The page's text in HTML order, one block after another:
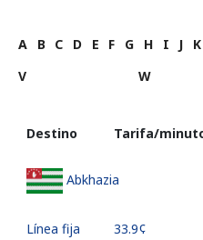
A B C D E F G H I J K
V
W
Destino Tarifa/
Abkhazia
Línea fija ⁦33.9¢⁩